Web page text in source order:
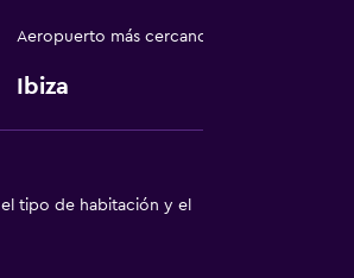
Aeropuerto más cercano
Ibiza
tipo de habitación y el